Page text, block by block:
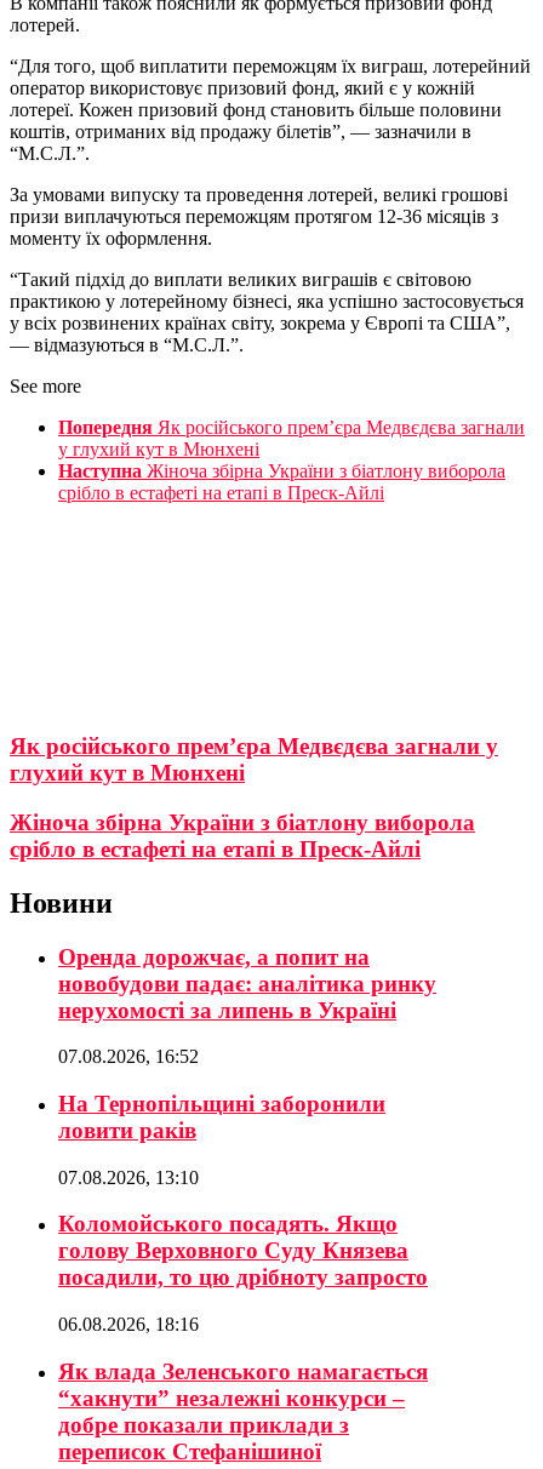
лотерей.
“Для того, щоб виплатити переможцям їх виграш, лотерейний
оператор використовує призовий фонд, який є у кожній
лотереї. Кожен призовий фонд становить більше половини
коштів, отриманих від продажу білетів”, — зазначили в
“М.С.Л.”.
За умовами випуску та проведення лотерей, великі грошові
призи виплачуються переможцям протягом 12-36 місяців з
моменту їх оформлення.
“Такий підхід до виплати великих виграшів є світовою
практикою у лотерейному бізнесі, яка успішно застосовується
у всіх розвинених країнах світу, зокрема у Європі та США”,
— відмазуються в “М.С.Л.”.
See more
Попередня Як російського прем’єра Медвєдєва загнали
у глухий кут в Мюнхені
Наступна Жіноча збірна України з біатлону виборола
срібло в естафеті на етапі в Преск-Айлі
Як російського прем’єра Медвєдєва загнали у
глухий кут в Мюнхені
Жіноча збірна України з біатлону виборола
срібло в естафеті на етапі в Преск-Айлі
Новини
Оренда дорожчає, а попит на
новобудови падає: аналітика ринку
нерухомості за липень в Україні
07.08.2026, 16:52
На Тернопільщині заборонили
ловити раків
07.08.2026, 13:10
Коломойського посадять. Якщо
голову Верховного Суду Князева
посадили, то цю дрібноту запросто
06.08.2026, 18:16
Як влада Зеленського намагається
“хакнути” незалежні конкурси –
добре показали приклади з
переписок Стефанішиної